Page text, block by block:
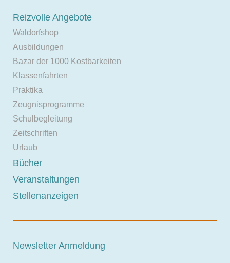
Reizvolle Angebote
Waldorfshop
Ausbildungen
Bazar der 1000 Kostbarkeiten
Klassenfahrten
Praktika
Zeugnisprogramme
Schulbegleitung
Zeitschriften
Urlaub
Bücher
Veranstaltungen
Stellenanzeigen
Newsletter Anmeldung